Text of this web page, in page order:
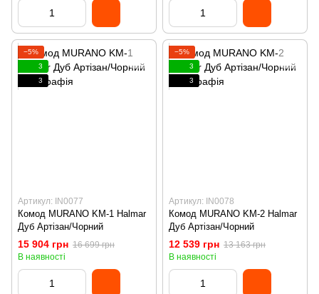
−5%
3
3
Артикул: IN0077
Комод MURANO KM-1 Halmar
Дуб Артізан/Чорний
15 904 грн 16 699 грн
В наявності
−5%
3
3
Артикул: IN0078
Комод MURANO KM-2 Halmar
Дуб Артізан/Чорний
12 539 грн 13 163 грн
В наявності